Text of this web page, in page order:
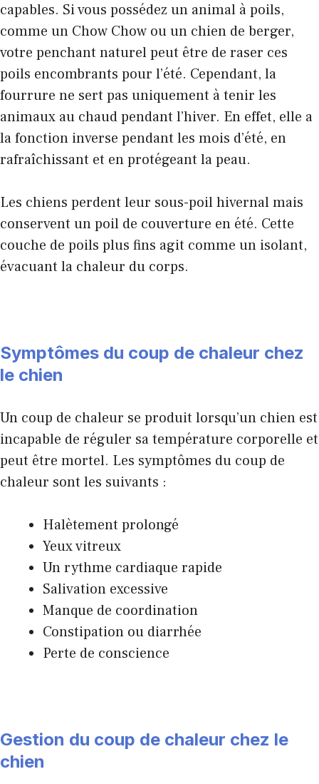
capables. Si vous possédez un animal à poils,
comme un Chow Chow ou un chien de berger,
votre penchant naturel peut être de raser ces
poils encombrants pour l’été. Cependant, la
fourrure ne sert pas uniquement à tenir les
animaux au chaud pendant l’hiver. En effet, elle a
la fonction inverse pendant les mois d’été, en
rafraîchissant et en protégeant la peau.
Les chiens perdent leur sous-poil hivernal mais
conservent un poil de couverture en été. Cette
couche de poils plus fins agit comme un isolant,
évacuant la chaleur du corps.
Symptômes du coup de chaleur chez
le chien
Un coup de chaleur se produit lorsqu’un chien est
incapable de réguler sa température corporelle et
peut être mortel. Les symptômes du coup de
chaleur sont les suivants :
Halètement prolongé
Yeux vitreux
Un rythme cardiaque rapide
Salivation excessive
Manque de coordination
Constipation ou diarrhée
Perte de conscience
Gestion du coup de chaleur chez le
chien